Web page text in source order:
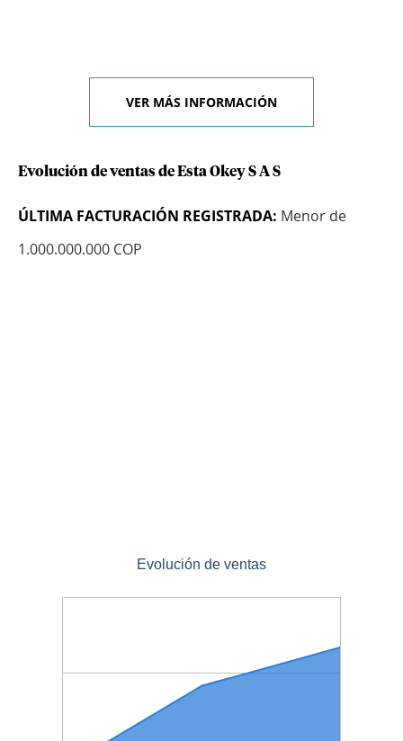
VER MÁS INFORMACIÓN
Evolución de ventas de Esta Okey S A S
ÚLTIMA FACTURACIÓN REGISTRADA: Menor de
1.000.000.000 COP
Evolución de ventas